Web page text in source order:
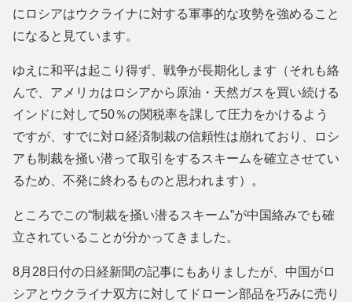
にロシアはウクライナに対する軍事的な攻勢を強めること
になると見ています。
ゆえに和平は起こり得ず、戦争が長期化します（それも絡
んで、アメリカはロシアから原油・天然ガスを買い続ける
インドに対して50％の関税率を課して圧力をかけるよう
ですが、すでに対ロ経済制裁の信頼性は崩れており、ロシ
アも制裁を掻い潜って取引をするスキームを確立させてい
るため、不発に終わるものと思われます）。
ところでこの“制裁を掻い潜るスキーム”が中国絡みでも確
立されていることが分かってきました。
8月28日付の日経新聞の記事にもありましたが、中国がロ
シアとウクライナ双方に対してドローン部品を巧みに売り